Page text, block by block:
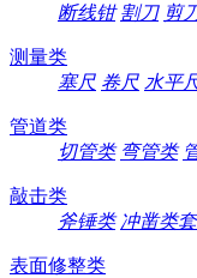
断线钳 割刀 剪
测量类
塞尺 卷尺 水平
管道类
切管类 弯管类
敲击类
斧锤类 冲凿类
表面修整类